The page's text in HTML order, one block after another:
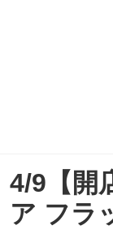
4/9【開
ア フラ